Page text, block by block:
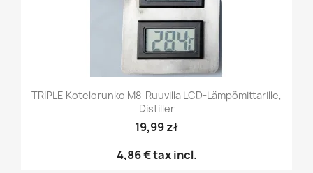
TRIPLE Kotelorunko M8-Ruuvilla LCD-Lämpömittarille,
Distiller
19,99 zł
4,86 €tax incl.